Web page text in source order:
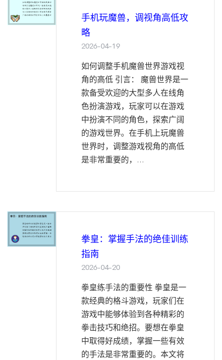
手机玩魔兽，调视角高低攻
略
2026-04-19
如何调整手机魔兽世界游戏视
角的高低 引言： 魔兽世界是一
款备受欢迎的大型多人在线角
色扮演游戏，玩家可以在游戏
中扮演不同的角色，探索广阔
的游戏世界。在手机上玩魔兽
世界时，调整游戏视角的高低
是非常重要的，...
拳皇：掌握手法的绝佳训练
指南
2026-04-20
拳皇练手法的重要性 拳皇是一
款经典的格斗游戏，玩家们在
游戏中能够体验到各种精彩的
拳击技巧和绝招。要想在拳皇
中取得好成绩，掌握一些有效
的手法是非常重要的。本文将